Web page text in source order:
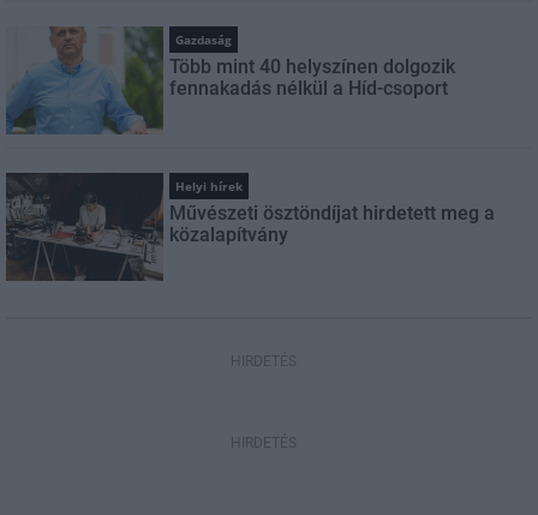
Gazdaság
Több mint 40 helyszínen dolgozik
fennakadás nélkül a Híd-csoport
Helyi hírek
Művészeti ösztöndíjat hirdetett meg a
közalapítvány
HIRDETÉS
HIRDETÉS